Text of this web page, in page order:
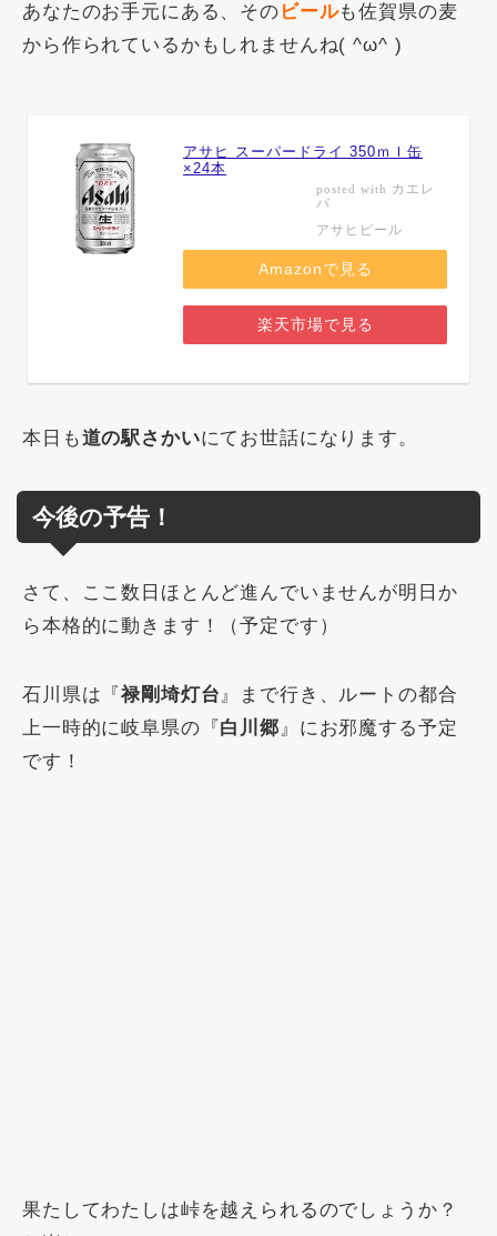
あなたのお手元にある、その ビールも佐賀県の麦
から作られているかもしれませんね( ^ω^ )
アサヒ スーパードライ 350ｍｌ缶
×24本
posted with カエレ
バ
アサヒビール
Amazonで見る
楽天市場で見る
本日も道の駅さかいにてお世話になります。
今後の予告！
さて、ここ数日ほとんど進んでいませんが明日か
ら本格的に動きます！（予定です）
石川県は『禄剛埼灯台』まで行き、ルートの都合
上一時的に岐阜県の『 白川郷』にお邪魔する予定
です！
果たしてわたしは峠を越えられるのでしょうか？